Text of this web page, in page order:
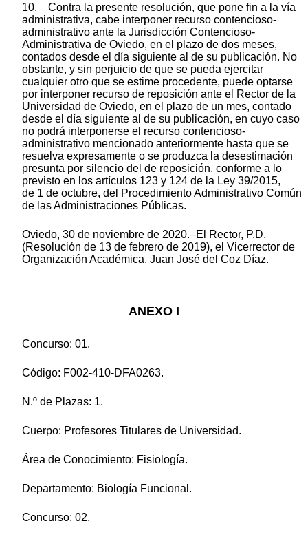
10. Contra la presente resolución, que pone fin a la vía
administrativa, cabe interponer recurso contencioso-
administrativo ante la Jurisdicción Contencioso-
Administrativa de Oviedo, en el plazo de dos meses,
contados desde el día siguiente al de su publicación. No
obstante, y sin perjuicio de que se pueda ejercitar
cualquier otro que se estime procedente, puede optarse
por interponer recurso de reposición ante el Rector de la
Universidad de Oviedo, en el plazo de un mes, contado
desde el día siguiente al de su publicación, en cuyo caso
no podrá interponerse el recurso contencioso-
administrativo mencionado anteriormente hasta que se
resuelva expresamente o se produzca la desestimación
presunta por silencio del de reposición, conforme a lo
previsto en los artículos 123 y 124 de la Ley 39/2015,
de 1 de octubre, del Procedimiento Administrativo Común
de las Administraciones Públicas.
Oviedo, 30 de noviembre de 2020.–El Rector, P.D.
(Resolución de 13 de febrero de 2019), el Vicerrector de
Organización Académica, Juan José del Coz Díaz.
ANEXO I
Concurso: 01.
Código: F002-410-DFA0263.
N.º de Plazas: 1.
Cuerpo: Profesores Titulares de Universidad.
Área de Conocimiento: Fisiología.
Departamento: Biología Funcional.
Concurso: 02.